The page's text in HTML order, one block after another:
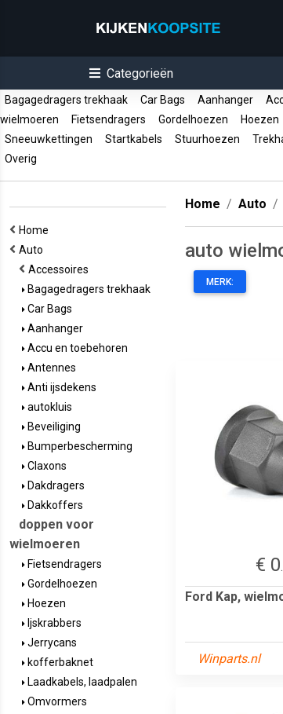
Categorieën
Bagagedragers trekhaak Car Bags Aanhanger
wielmoeren
Fietsendragers Gordelhoezen Hoezen
Sneeuwkettingen
Startkabels Stuurhoezen
Overig
Home
Auto
Accessoires
Bagagedragers trekhaak
Car Bags
Aanhanger
Accu en toebehoren
Antennes
Anti ijsdekens
autokluis
Beveiliging
Bumperbescherming
Claxons
Dakdragers
Dakkoffers
doppen voor
wielmoeren
Fietsendragers
Gordelhoezen
Hoezen
Ijskrabbers
Jerrycans
kofferbaknet
Laadkabels, laadpalen
Omvormers
Home Auto
auto
MERK:
€ 0
Ford Kap,
Winparts.nl